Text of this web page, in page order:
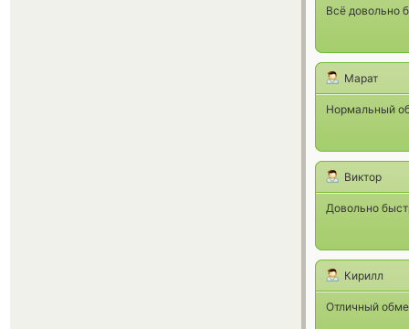
Всё довольно
Марат
Нормальный
Виктор
Довольно
Кирилл
Отличный